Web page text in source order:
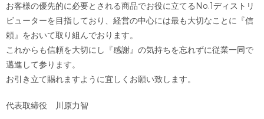
お客様の優先的に必要とされる商品でお役に立てるNo.1ディストリ
ビューターを目指しており、経営の中心には最も大切なことに『信
頼』をおいて取り組んでおります。
これからも信頼を大切にし『感謝』の気持ちを忘れずに従業一同で
邁進して参ります。
お引き立て賜れますように宜しくお願い致します。
代表取締役 川原力智